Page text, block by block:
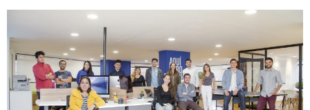
COLINEAL – Especial Interiorismo & Decoración 2026